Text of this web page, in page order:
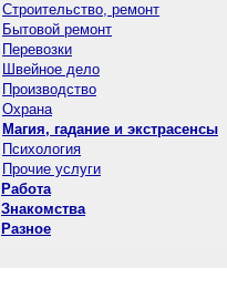
Строительство, ремонт
Бытовой ремонт
Перевозки
Швейное дело
Производство
Охрана
Магия, гадание и экстрасенсы
Психология
Прочие услуги
Работа
Знакомства
Разное